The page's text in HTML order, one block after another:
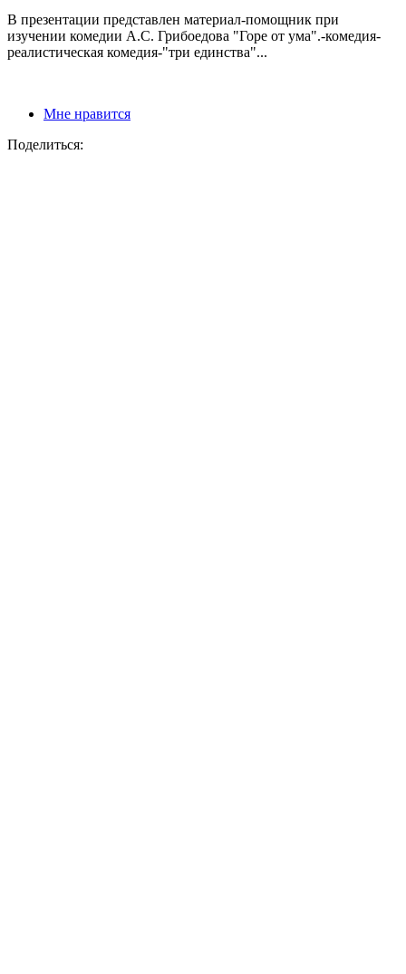
В презентации представлен материал-помощник при
изучении комедии А.С. Грибоедова "Горе от ума".-комедия-
реалистическая комедия-"три единства"...
Мне нравится
Поделиться: